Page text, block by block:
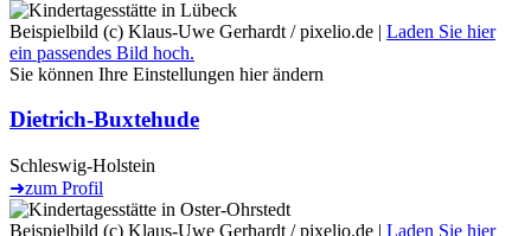
Beispielbild (c) Klaus-Uwe Gerhardt / pixelio.de | Laden Sie hier
ein passendes Bild hoch.
Sie können Ihre Einstellungen hierändern
Dietrich-Buxtehude
Schleswig-Holstein
➜zum Profil
Beispielbild (c) Klaus-Uwe Gerhardt / pixelio.de | Laden Sie hier